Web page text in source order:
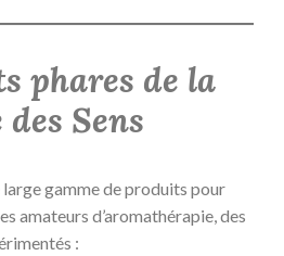
phares de la
Sens
large gamme de produits pour
amateurs d’aromathérapie, des
: